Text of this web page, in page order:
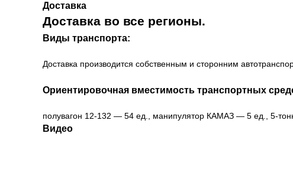
Доставка
Доставка во все регионы.
Виды транспорта:
Доставка производится собственным и сторонним
Ориентировочная вместимость транспортных
полувагон 12-132 — 54 ед., манипулятор КАМАЗ — 5 ед., 5-
Видео